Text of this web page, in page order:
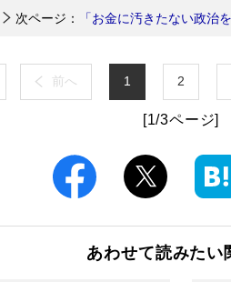
次ページ： 「お金に汚きたない政治
前へ 1 2
[1/3ページ]
あわせて読みたい